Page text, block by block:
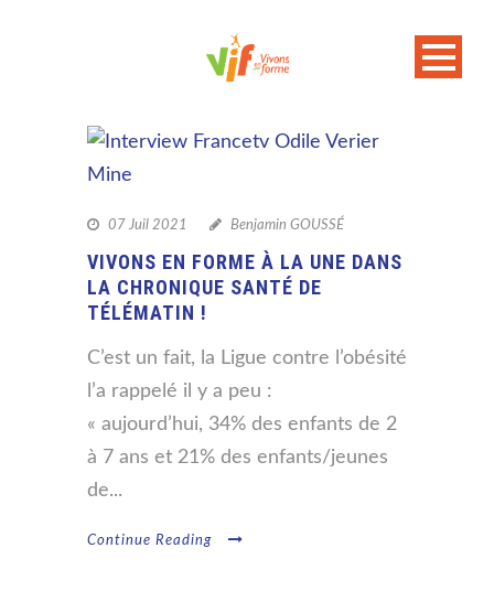
07 Juil 2021 Benjamin GOUSSÉ
VIVONS EN FORME À LA UNE DANS
LA CHRONIQUE SANTÉ DE
TÉLÉMATIN !
C’est un fait, la Ligue contre l’obésité
l’a rappelé il y a peu :
« aujourd’hui, 34% des enfants de 2
à 7 ans et 21% des enfants/jeunes
de...
Continue Reading